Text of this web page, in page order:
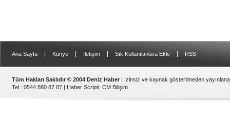
Ana Sayfa Künye İletişim Sık Kullanılanlara Ekle RSS
Tüm Hakları Saklıdır © 2004 Deniz Haber | İzinsiz ve kaynak gösterilmeden
Tel : 0544 880 87 87 | Haber Scripti: CM Bilişim